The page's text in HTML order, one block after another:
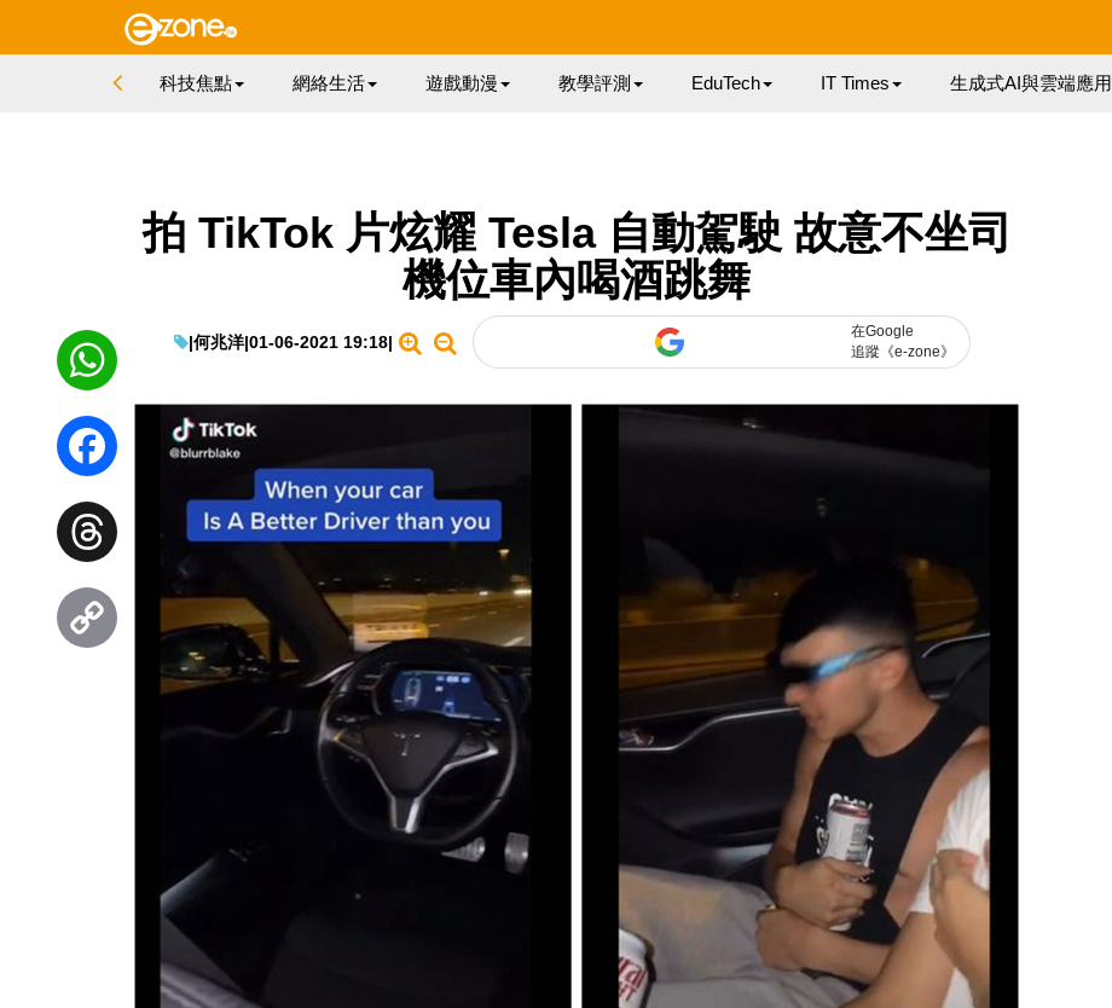
科技焦點 網絡生活 遊戲動漫 教學評測 EduTech IT Times 生成式AI與雲端應用
拍 TikTok 片炫耀 Tesla 自動駕駛 故意不坐司
機位車內喝酒跳舞
|何兆洋|01-06-2021 19:18|
在Google
追蹤《e-zone》
WhatsApp
Facebook
Threads